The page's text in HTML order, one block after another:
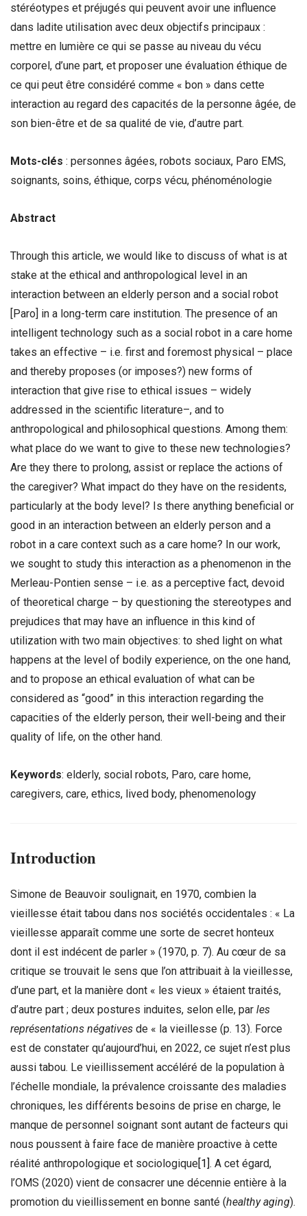
stéréotypes et préjugés qui peuvent avoir une influence
dans ladite utilisation avec deux objectifs principaux :
mettre en lumière ce qui se passe au niveau du vécu
corporel, d’une part, et proposer une évaluation éthique de
ce qui peut être considéré comme « bon » dans cette
interaction au regard des capacités de la personne âgée, de
son bien-être et de sa qualité de vie, d’autre part.
Mots-clés : personnes âgées, robots sociaux, Paro EMS,
soignants, soins, éthique, corps vécu, phénoménologie
Abstract
Through this article, we would like to discuss of what is at
stake at the ethical and anthropological level in an
interaction between an elderly person and a social robot
[Paro] in a long-term care institution. The presence of an
intelligent technology such as a social robot in a care home
takes an effective – i.e. first and foremost physical – place
and thereby proposes (or imposes?) new forms of
interaction that give rise to ethical issues – widely
addressed in the scientific literature–, and to
anthropological and philosophical questions. Among them:
what place do we want to give to these new technologies?
Are they there to prolong, assist or replace the actions of
the caregiver? What impact do they have on the residents,
particularly at the body level? Is there anything beneficial or
good in an interaction between an elderly person and a
robot in a care context such as a care home? In our work,
we sought to study this interaction as a phenomenon in the
Merleau-Pontien sense – i.e. as a perceptive fact, devoid
of theoretical charge – by questioning the stereotypes and
prejudices that may have an influence in this kind of
utilization with two main objectives: to shed light on what
happens at the level of bodily experience, on the one hand,
and to propose an ethical evaluation of what can be
considered as “good” in this interaction regarding the
capacities of the elderly person, their well-being and their
quality of life, on the other hand.
Keywords: elderly, social robots, Paro, care home,
caregivers, care, ethics, lived body, phenomenology
Introduction
Simone de Beauvoir soulignait, en 1970, combien la
vieillesse était tabou dans nos sociétés occidentales : « La
vieillesse apparaît comme une sorte de secret honteux
dont il est indécent de parler » (1970, p. 7). Au cœur de sa
critique se trouvait le sens que l’on attribuait à la vieillesse,
d’une part, et la manière dont « les vieux » étaient traités,
d’autre part ; deux postures induites, selon elle, par les
représentations négatives de « la vieillesse (p. 13). Force
est de constater qu’aujourd’hui, en 2022, ce sujet n’est plus
aussi tabou. Le vieillissement accéléré de la population à
l’échelle mondiale, la prévalence croissante des maladies
chroniques, les différents besoins de prise en charge, le
manque de personnel soignant sont autant de facteurs qui
nous poussent à faire face de manière proactive à cette
réalité anthropologique et sociologique[1]. A cet égard,
l’OMS (2020) vient de consacrer une décennie entière à la
promotion du vieillissement en bonne santé (healthy aging).